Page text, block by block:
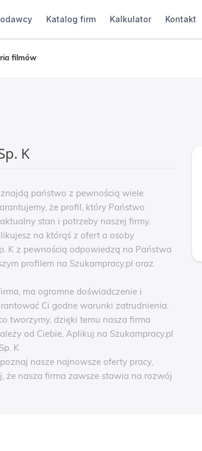
Katalog firm Kalkulator Kontakt
filmów
K
państwo z pewnością wiele
że profil, który Państwo
stan i potrzeby naszej firmy.
na którąś z ofert a osoby
K z pewnością odpowiedzą na Państwa
profilem na Szukampracy.pl oraz
ma ogromne doświadczenie i
Ci godne warunki zatrudnienia.
tworzymy, dzięki temu nasza firma
od Ciebie, Aplikuj na Szukampracy.pl
K
nasze najnowsze oferty pracy,
że nasza firma zawsze stawia na rozwój